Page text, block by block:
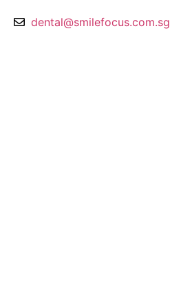
dental@smilefocus.com.sg